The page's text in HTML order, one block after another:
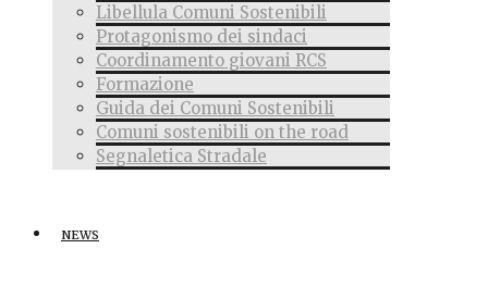
Libellula Comuni Sostenibili
Protagonismo dei sindaci
Coordinamento giovani RCS
Formazione
Guida dei Comuni Sostenibili
Comuni sostenibili on the road
Segnaletica Stradale
NEWS